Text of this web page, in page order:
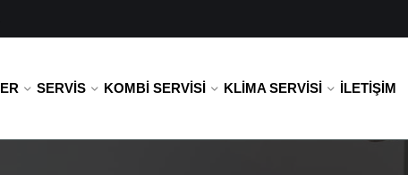
SERVIS KOMBI SERVISI KLIMA SERVISI İLETIŞIM